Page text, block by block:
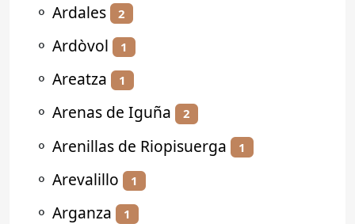
⚬ Ardales 2
⚬ Ardòvol 1
⚬ Areatza 1
⚬ Arenas de Iguña 2
⚬ Arenillas de Riopisuerga 1
⚬ Arevalillo 1
⚬ Arganza 1